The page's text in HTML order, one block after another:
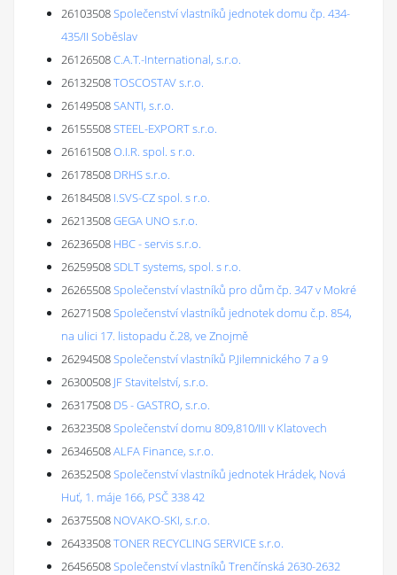
26103508Společenství vlastníků jednotek domu čp. 434-
435/II Soběslav
26126508C.A.T.-International, s.r.o.
26132508TOSCOSTAV s.r.o.
26149508SANTI, s.r.o.
26155508STEEL-EXPORT s.r.o.
26161508O.I.R. spol. s r.o.
26178508 DRHS s.r.o.
26184508 I.SVS-CZ spol. s r.o.
26213508GEGA UNO s.r.o.
26236508 HBC - servis s.r.o.
26259508SDLT systems, spol. s r.o.
26265508Společenství vlastníků pro dům čp. 347 v Mokré
26271508Společenství vlastníků jednotek domu č.p. 854,
na ulici 17. listopadu č.28, ve Znojmě
26294508Společenství vlastníků P.Jilemnického 7 a 9
26300508 JF Stavitelství, s.r.o.
26317508 D5 - GASTRO, s.r.o.
26323508Společenství domu 809,810/III v Klatovech
26346508ALFA Finance, s.r.o.
26352508Společenství vlastníků jednotek Hrádek, Nová
Huť, 1. máje 166, PSČ 338 42
26375508 NOVAKO-SKI, s.r.o.
26433508TONER RECYCLING SERVICE s.r.o.
26456508Společenství vlastníků Trenčínská 2630-2632